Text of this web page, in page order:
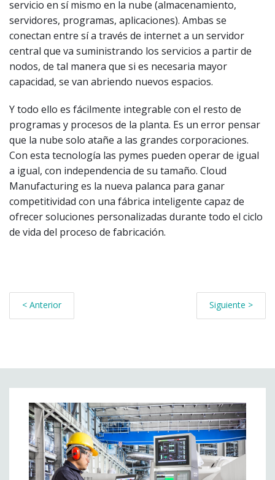
servicio en sí mismo en la nube (almacenamiento,
servidores, programas, aplicaciones). Ambas se
conectan entre sí a través de internet a un servidor
central que va suministrando los servicios a partir de
nodos, de tal manera que si es necesaria mayor
capacidad, se van abriendo nuevos espacios.
Y todo ello es fácilmente integrable con el resto de
programas y procesos de la planta. Es un error pensar
que la nube solo atañe a las grandes corporaciones.
Con esta tecnología las pymes pueden operar de igual
a igual, con independencia de su tamaño. Cloud
Manufacturing es la nueva palanca para ganar
competitividad con una fábrica inteligente capaz de
ofrecer soluciones personalizadas durante todo el ciclo
de vida del proceso de fabricación.
< Anterior Siguiente >